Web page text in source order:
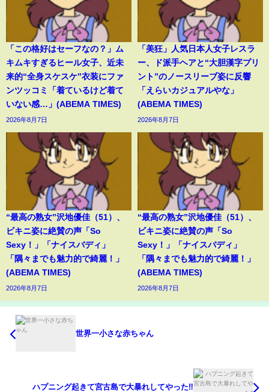
「この格好はセーフなの？」ム
キムキすぎるヒール女子、近未
来的“全身スケスケ”衣装にファ
ンツッコミ「着ているけど着て
いない感…」(ABEMA TIMES)
2026年8月7日
「美狂」人気日本人女子レスラ
ー、ド派手ヘアと“大胆漢字プリ
ント”のノースリーブ姿に反響
「えらいカジュアルやな」
(ABEMA TIMES)
2026年8月7日
“最高の熟女”沢地優佳（51）、
ビキニ姿に絶賛の声「So
Sexy！」「ナイスバディ」
「隅々までも魅力的で綺麗！」
(ABEMA TIMES)
2026年8月7日
“最高の熟女”沢地優佳（51）、
ビキニ姿に絶賛の声「So
Sexy！」「ナイスバディ」
「隅々までも魅力的で綺麗！」
(ABEMA TIMES)
2026年8月7日
世界一小さな赤ちゃん
ハプニング起きて宮古島で大暴れしてやった‼️